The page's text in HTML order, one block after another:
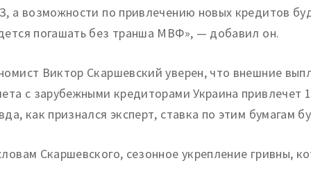
а возможности по привлечению новых кредитов
погашать без транша МВФ», — добавил он.
Виктор Скаршевский уверен, что внешние
с зарубежными кредиторами Украина
как признался эксперт, ставка по этим бумагам
Скаршевского, сезонное укрепление гривны,